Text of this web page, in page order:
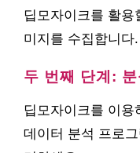
딥모자이크를 활용
미지를 수집합니다.
두 번째 단계: 분
딥모자이크를 이
데이터 분석 프로